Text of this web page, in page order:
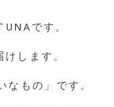
です。
します。
なもの」です。